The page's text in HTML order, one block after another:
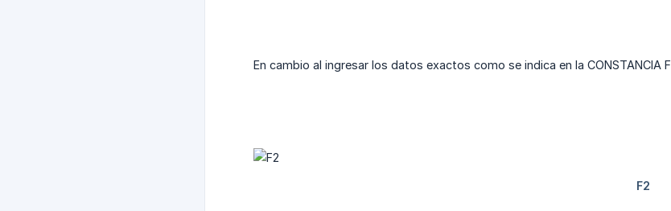
En cambio al ingresar los datos exactos como se indica en la